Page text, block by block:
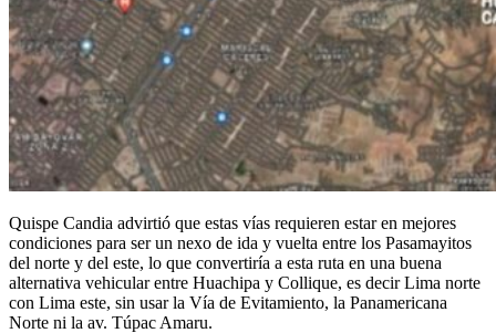
Quispe Candia advirtió que estas vías requieren estar en mejores
condiciones para ser un nexo de ida y vuelta entre los Pasamayitos
del norte y del este, lo que convertiría a esta ruta en una buena
alternativa vehicular entre Huachipa y Collique, es decir Lima norte
con Lima este, sin usar la Vía de Evitamiento, la Panamericana
Norte ni la av. Túpac Amaru.